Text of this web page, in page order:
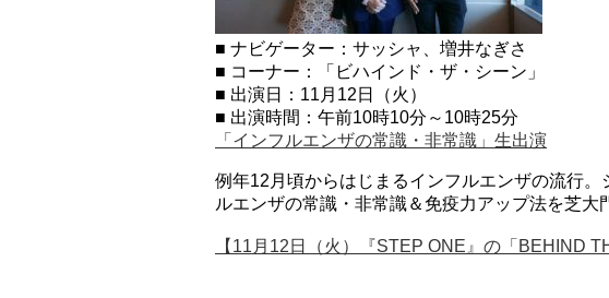
■ ナビゲーター：サッシャ、増井なぎさ
■ コーナー：「ビハインド・ザ・シーン」
■ 出演日：11月12日（火）
■ 出演時間：午前10時10分～10時25分
「インフルエンザの常識・非常識」生出演
例年12月頃からはじまるインフルエンザの流行
ルエンザの常識・非常識＆免疫力アップ法を芝大
【11月12日（火）『STEP ONE』の「BEHIND